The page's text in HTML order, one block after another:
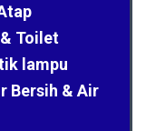
Toilet
lampu
Bersih & Air